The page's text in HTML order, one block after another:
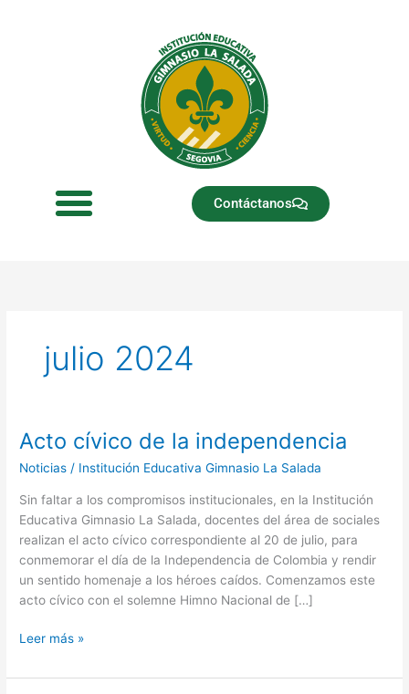
Contáctanos
julio 2024
Acto cívico de la independencia
Noticias / Institución Educativa Gimnasio La Salada
Sin faltar a los compromisos institucionales, en la Institución
Educativa Gimnasio La Salada, docentes del área de sociales
realizan el acto cívico correspondiente al 20 de julio, para
conmemorar el día de la Independencia de Colombia y rendir
un sentido homenaje a los héroes caídos. Comenzamos este
acto cívico con el solemne Himno Nacional de […]
Acto
de
la
independencia
Leer más »